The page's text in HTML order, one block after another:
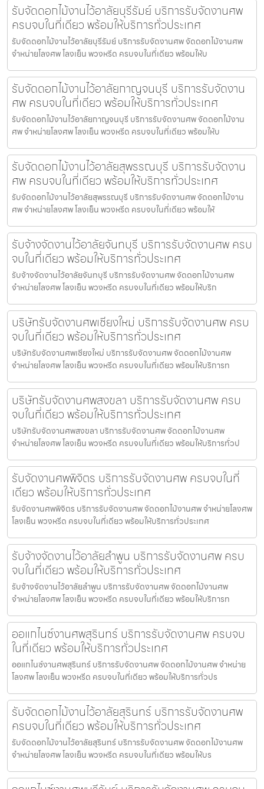
รับจัดดอกไม้งานไว้อาลัยบุรีรัมย์ บริการรับจัดงานศพ
ครบจบในที่เดียว พร้อมให้บริการทั่วประเทศ
รับจัดดอกไม้งานไว้อาลัยบุรีรัมย์ บริการรับจัดงานศพ จัดดอกไม้งานศพ
จำหน่ายโลงศพ โลงเย็น พวงหรีด ครบจบในที่เดียว พร้อมให้บ
รับจัดดอกไม้งานไว้อาลัยกาญจนบุรี บริการรับจัดงาน
ศพ ครบจบในที่เดียว พร้อมให้บริการทั่วประเทศ
รับจัดดอกไม้งานไว้อาลัยกาญจนบุรี บริการรับจัดงานศพ จัดดอกไม้งาน
ศพ จำหน่ายโลงศพ โลงเย็น พวงหรีด ครบจบในที่เดียว พร้อมให้บ
รับจัดดอกไม้งานไว้อาลัยสุพรรณบุรี บริการรับจัดงาน
ศพ ครบจบในที่เดียว พร้อมให้บริการทั่วประเทศ
รับจัดดอกไม้งานไว้อาลัยสุพรรณบุรี บริการรับจัดงานศพ จัดดอกไม้งาน
ศพ จำหน่ายโลงศพ โลงเย็น พวงหรีด ครบจบในที่เดียว พร้อมให้
รับจ้างจัดงานไว้อาลัยจันทบุรี บริการรับจัดงานศพ ครบ
จบในที่เดียว พร้อมให้บริการทั่วประเทศ
รับจ้างจัดงานไว้อาลัยจันทบุรี บริการรับจัดงานศพ จัดดอกไม้งานศพ
จำหน่ายโลงศพ โลงเย็น พวงหรีด ครบจบในที่เดียว พร้อมให้บริก
บริษัทรับจัดงานศพเชียงใหม่ บริการรับจัดงานศพ ครบ
จบในที่เดียว พร้อมให้บริการทั่วประเทศ
บริษัทรับจัดงานศพเชียงใหม่ บริการรับจัดงานศพ จัดดอกไม้งานศพ
จำหน่ายโลงศพ โลงเย็น พวงหรีด ครบจบในที่เดียว พร้อมให้บริการท
บริษัทรับจัดงานศพสงขลา บริการรับจัดงานศพ ครบ
จบในที่เดียว พร้อมให้บริการทั่วประเทศ
บริษัทรับจัดงานศพสงขลา บริการรับจัดงานศพ จัดดอกไม้งานศพ
จำหน่ายโลงศพ โลงเย็น พวงหรีด ครบจบในที่เดียว พร้อมให้บริการทั่วป
รับจัดงานศพพิจิตร บริการรับจัดงานศพ ครบจบในที่
เดียว พร้อมให้บริการทั่วประเทศ
รับจัดงานศพพิจิตร บริการรับจัดงานศพ จัดดอกไม้งานศพ จำหน่ายโลงศพ
โลงเย็น พวงหรีด ครบจบในที่เดียว พร้อมให้บริการทั่วประเทศ
รับจ้างจัดงานไว้อาลัยลำพูน บริการรับจัดงานศพ ครบ
จบในที่เดียว พร้อมให้บริการทั่วประเทศ
รับจ้างจัดงานไว้อาลัยลำพูน บริการรับจัดงานศพ จัดดอกไม้งานศพ
จำหน่ายโลงศพ โลงเย็น พวงหรีด ครบจบในที่เดียว พร้อมให้บริการท
ออแกไนซ์งานศพสุรินทร์ บริการรับจัดงานศพ ครบจบ
ในที่เดียว พร้อมให้บริการทั่วประเทศ
ออแกไนซ์งานศพสุรินทร์ บริการรับจัดงานศพ จัดดอกไม้งานศพ จำหน่าย
โลงศพ โลงเย็น พวงหรีด ครบจบในที่เดียว พร้อมให้บริการทั่วปร
รับจัดดอกไม้งานไว้อาลัยสุรินทร์ บริการรับจัดงานศพ
ครบจบในที่เดียว พร้อมให้บริการทั่วประเทศ
รับจัดดอกไม้งานไว้อาลัยสุรินทร์ บริการรับจัดงานศพ จัดดอกไม้งานศพ
จำหน่ายโลงศพ โลงเย็น พวงหรีด ครบจบในที่เดียว พร้อมให้บร